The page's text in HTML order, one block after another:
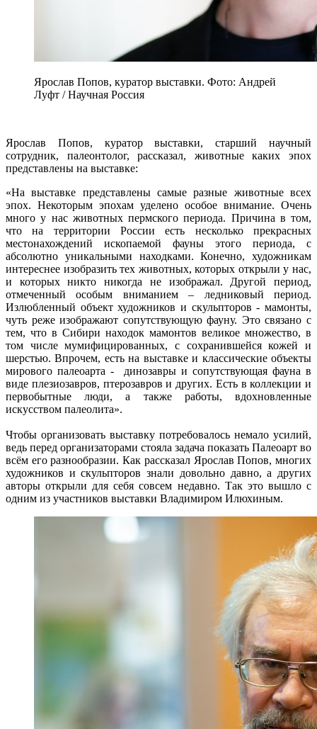
Ярослав Попов, куратор выставки. Фото: Андрей
Луфт / Научная Россия
Ярослав Попов, куратор выставки, старший научный
сотрудник, палеонтолог, рассказал, животные каких эпох
представлены на выставке:
«На выставке представлены самые разные животные всех
эпох. Некоторым эпохам уделено особое внимание. Очень
много у нас животных пермского периода. Причина в том,
что на территории России есть несколько прекрасных
местонахождений ископаемой фауны этого периода, с
абсолютно уникальными находками. Конечно, художникам
интереснее изобразить тех животных, которых открыли у нас,
и которых никто никогда не изображал. Другой период,
отмеченный особым вниманием – ледниковый период.
Излюбленный объект художников и скульпторов - мамонты,
чуть реже изображают сопутствующую фауну. Это связано с
тем, что в Сибири находок мамонтов великое множество, в
том числе мумифицированных, с сохранившейся кожей и
шерстью. Впрочем, есть на выставке и классические объекты
мирового палеоарта - динозавры и сопутствующая фауна в
виде плезиозавров, птерозавров и других. Есть в коллекции и
первобытные люди, а также работы, вдохновленные
искусством палеолита».
Чтобы организовать выставку потребовалось немало усилий,
ведь перед организаторами стояла задача показать Палеоарт во
всём его разнообразии. Как рассказал Ярослав Попов, многих
художников и скульпторов знали довольно давно, а других
авторы открыли для себя совсем недавно. Так это вышло с
одним из участников выставки Владимиром Илюхиным.